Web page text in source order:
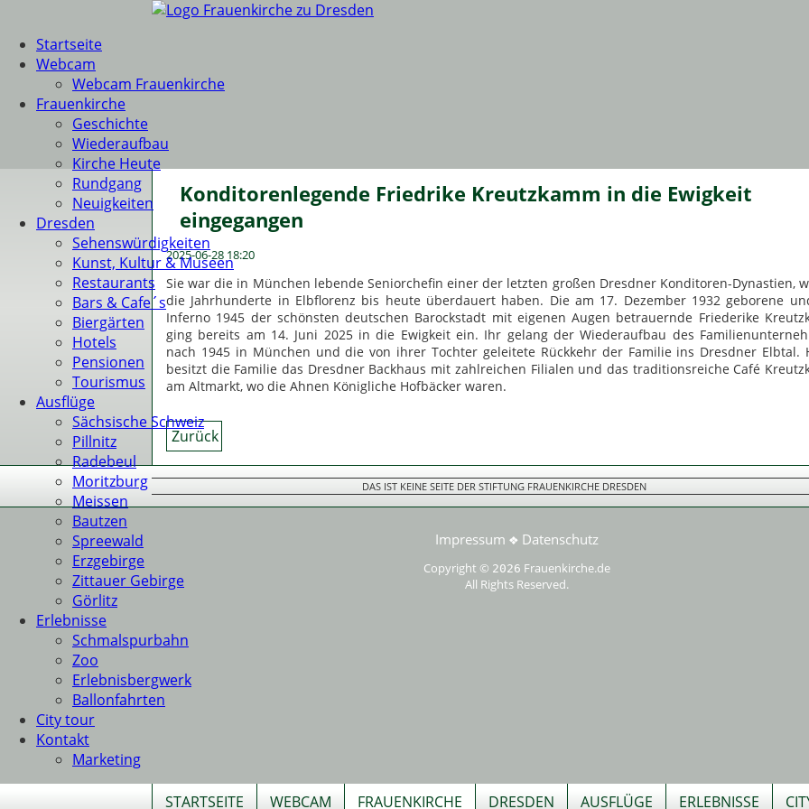
Startseite
Webcam
Webcam Frauenkirche
Frauenkirche
Geschichte
Wiederaufbau
Kirche Heute
Rundgang
Neuigkeiten
Dresden
Sehenswürdigkeiten
Kunst, Kultur & Museen
Restaurants
Bars & Cafe´s
Biergärten
Hotels
Pensionen
Tourismus
Ausflüge
Sächsische Schweiz
Pillnitz
Radebeul
Moritzburg
Meissen
Bautzen
Spreewald
Erzgebirge
Zittauer Gebirge
Görlitz
Erlebnisse
Schmalspurbahn
Zoo
Erlebnisbergwerk
Ballonfahrten
City tour
Kontakt
Marketing
STARTSEITE WEBCAM FRAUENKIRCHE DRESDEN AUSFLÜGE ERLEBNISSE
Konditorenlegende Friedrike Kreutzkamm in die Ewigkeit
eingegangen
2025-06-28 18:20
Sie war die in München lebende Seniorchefin einer der letzten großen Dresdner Konditoren-Dynastien,
die Jahrhunderte in Elbflorenz bis heute überdauert haben. Die am 17. Dezember 1932 geborene
Inferno 1945 der schönsten deutschen Barockstadt mit eigenen Augen betrauernde Friederike
ging bereits am 14. Juni 2025 in die Ewigkeit ein. Ihr gelang der Wiederaufbau des
nach 1945 in München und die von ihrer Tochter geleitete Rückkehr der Familie ins Dresdner Elbtal.
besitzt die Familie das Dresdner Backhaus mit zahlreichen Filialen und das traditionsreiche Café
am Altmarkt, wo die Ahnen Königliche Hofbäcker waren.
Zurück
DAS IST KEINE SEITE DER STIFTUNG FRAUENKIRCHE DRESDEN
Impressum ❖ Datenschutz
Copyright © 2026 Frauenkirche.de
All Rights Reserved.